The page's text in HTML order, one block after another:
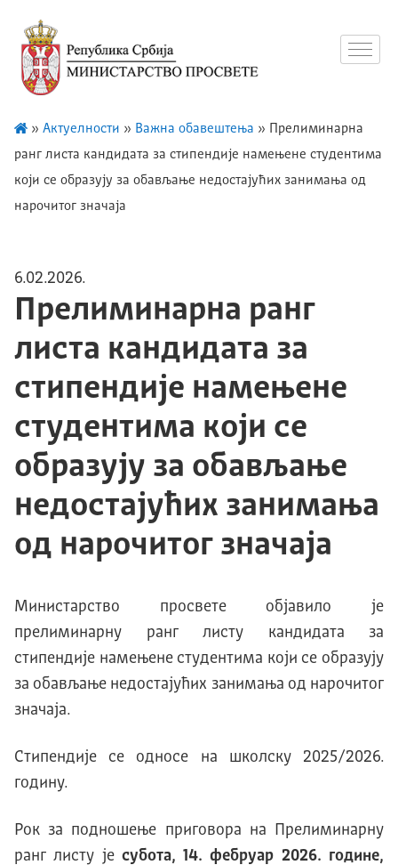
» Актуелности » Важна обавештења » Прелиминарна
ранг листа кандидата за стипендије намењене студентима
који се образују за обављање недостајућих занимања од
нарочитог значаја
6.02.2026.
Прелиминарна ранг
листа кандидата за
стипендије намењене
студентима који се
образују за обављање
недостајућих занимања
од нарочитог значаја
Министарство просвете објавило је
прелиминарну ранг листу кандидата за
стипендије намењене студентима који се образују
за обављање недостајућих занимања од нарочитог
значаја.
Стипендије се односе на школску 2025/2026.
годину.
Рок за подношење приговора на Прелиминарну
ранг листу је субота, 14. фебруар 2026. године,